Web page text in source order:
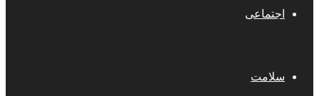
اجتماعی
سلامت